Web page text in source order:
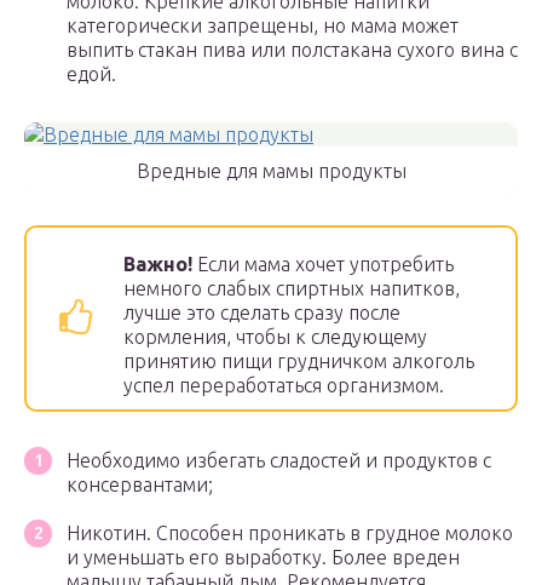
категорически запрещены, но мама может
выпить стакан пива или полстакана сухого вина с
едой.
Вредные для мамы продукты
Важно! Если мама хочет употребить
немного слабых спиртных напитков,
лучше это сделать сразу после
кормления, чтобы к следующему
принятию пищи грудничком алкоголь
успел переработаться организмом.
Необходимо избегать сладостей и продуктов с
консервантами;
Никотин. Способен проникать в грудное молоко
и уменьшать его выработку. Более вреден